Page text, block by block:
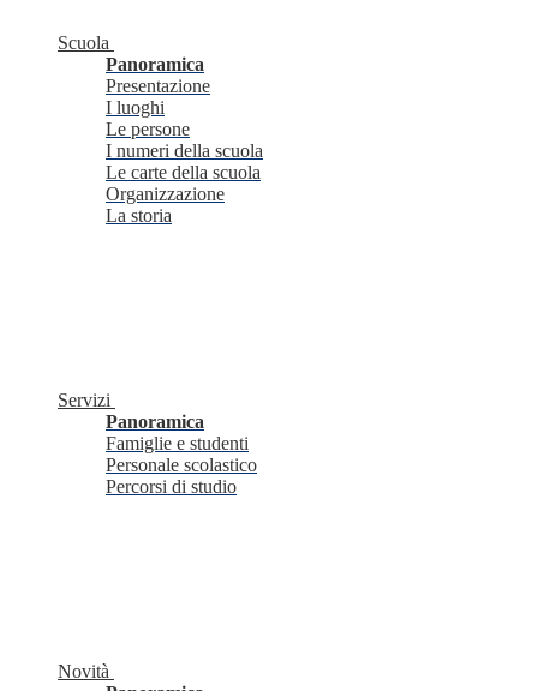
Scuola
Panoramica
Presentazione
I luoghi
Le persone
I numeri della scuola
Le carte della scuola
Organizzazione
La storia
Servizi
Panoramica
Famiglie e studenti
Personale scolastico
Percorsi di studio
Novità